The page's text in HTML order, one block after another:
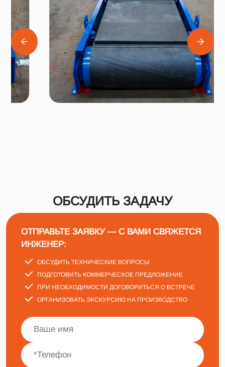
ОБСУДИТЬ ЗАДАЧУ
ОТПРАВЬТЕ ЗАЯВКУ — С ВАМИ СВЯЖЕТСЯ
ИНЖЕНЕР:
ОБСУДИТЬ ТЕХНИЧЕСКИЕ ВОПРОСЫ
ПОДГОТОВИТЬ КОММЕРЧЕСКОЕ ПРЕДЛОЖЕНИЕ
ПРИ НЕОБХОДИМОСТИ ДОГОВОРИТЬСЯ О ВСТРЕЧЕ
ОРГАНИЗОВАТЬ ЭКСКУРСИЮ НА ПРОИЗВОДСТВО